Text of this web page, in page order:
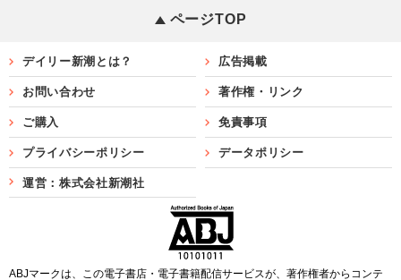
ページTOP
デイリー新潮とは？ 広告掲載
お問い合わせ 著作権・リンク
ご購入 免責事項
プライバシーポリシー データポリシー
運営：株式会社新潮社
ABJマークは、この電子書店・電子書籍配信サービスが、著作権者からコンテ